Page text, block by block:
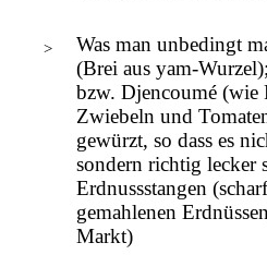
Was man unbedingt
(Brei aus yam-
bzw. Djencoumé (wie
Zwiebeln und
gewürzt, so dass es
sondern richtig lecker
Erdnussstangen
gemahlenen
Markt)